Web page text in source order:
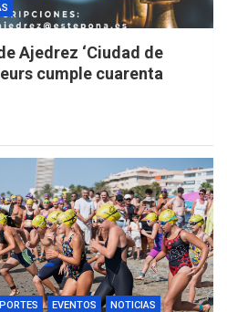
Ajedrez ‘Ciudad de
cumple cuarenta
EVENTOS
NOTICIAS